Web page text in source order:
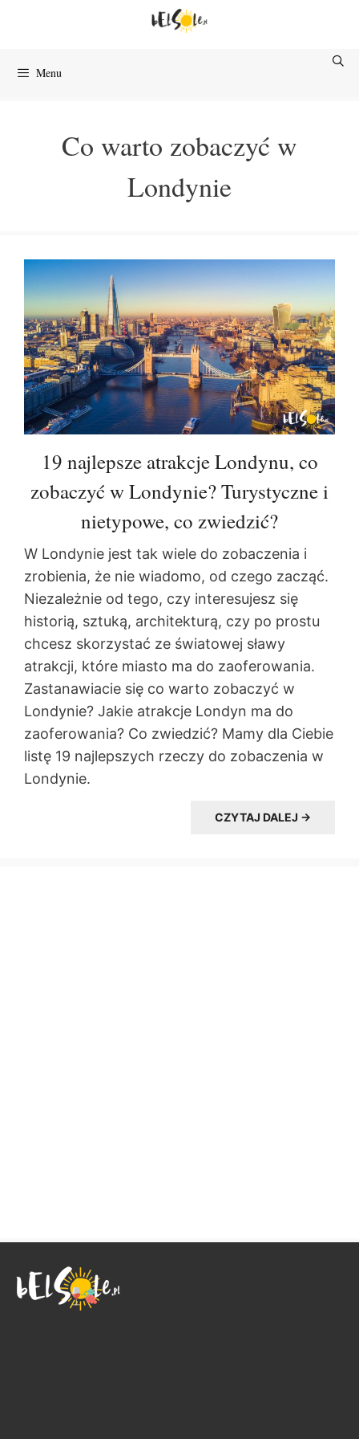
Menu
Co warto zobaczyć w
Londynie
19 najlepsze atrakcje Londynu, co
zobaczyć w Londynie? Turystyczne i
nietypowe, co zwiedzić?
W Londynie jest tak wiele do zobaczenia i
zrobienia, że nie wiadomo, od czego zacząć.
Niezależnie od tego, czy interesujesz się
historią, sztuką, architekturą, czy po prostu
chcesz skorzystać ze światowej sławy
atrakcji, które miasto ma do zaoferowania.
Zastanawiacie się co warto zobaczyć w
Londynie? Jakie atrakcje Londyn ma do
zaoferowania? Co zwiedzić? Mamy dla Ciebie
listę 19 najlepszych rzeczy do zobaczenia w
Londynie.
CZYTAJ DALEJ →